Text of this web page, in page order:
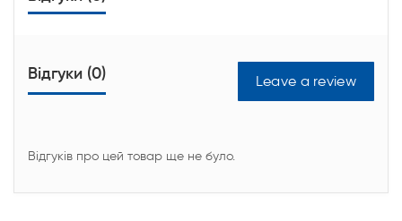
Відгуки (0) Leave a review
Відгуків про цей товар ще не було.